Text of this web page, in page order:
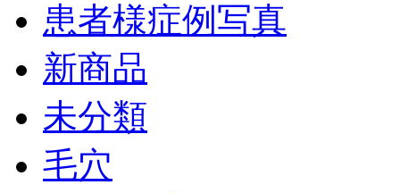
患者様症例写真
新商品
未分類
毛穴